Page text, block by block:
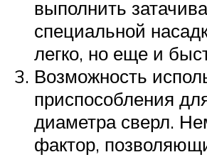
выполнить
специальной
легко, но еще и
Возможность
приспособления
диаметра сверл.
фактор,